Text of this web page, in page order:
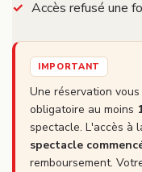
Accès refusé une
IMPORTANT
Une réservation
obligatoire au moins
spectacle. L'accès à
spectacle
remboursement.